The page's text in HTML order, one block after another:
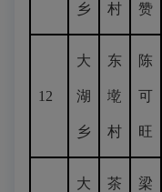
乡 村 赞
12
大
湖
乡
东
墘
村
陈
可
旺
大 茶 梁